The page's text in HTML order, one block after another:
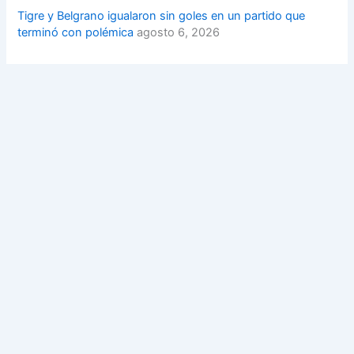
Tigre y Belgrano igualaron sin goles en un partido que
terminó con polémica agosto 6, 2026